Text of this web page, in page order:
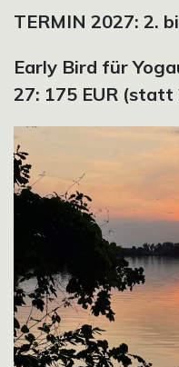
TERMIN 2027: 2.
Early Bird für
27: 175 EUR (statt